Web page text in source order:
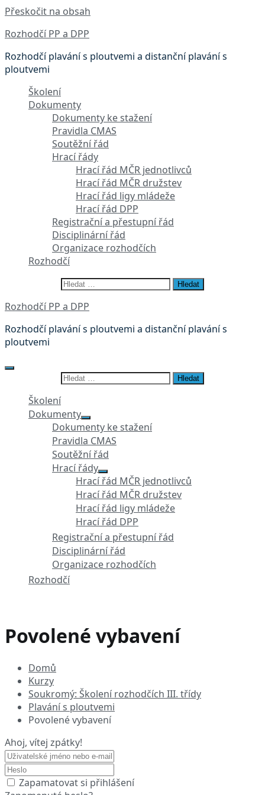
Přeskočit na obsah
Rozhodčí PP a DPP
Rozhodčí plavání s ploutvemi a distanční plavání s
ploutvemi
Školení
Dokumenty
Dokumenty ke stažení
Pravidla CMAS
Soutěžní řád
Hrací řády
Hrací řád MČR jednotlivců
Hrací řád MČR družstev
Hrací řád ligy mládeže
Hrací řád DPP
Registrační a přestupní řád
Disciplinární řád
Organizace rozhodčích
Rozhodčí
Rozhodčí PP a DPP
Rozhodčí plavání s ploutvemi a distanční plavání s
ploutvemi
Školení
Dokumenty
Dokumenty ke stažení
Pravidla CMAS
Soutěžní řád
Hrací řády
Hrací řád MČR jednotlivců
Hrací řád MČR družstev
Hrací řád ligy mládeže
Hrací řád DPP
Registrační a přestupní řád
Disciplinární řád
Organizace rozhodčích
Rozhodčí
Povolené vybavení
Domů
Kurzy
Soukromý: Školení rozhodčích III. třídy
Plavání s ploutvemi
Povolené vybavení
Ahoj, vítej zpátky!
Zapamatovat si přihlášení